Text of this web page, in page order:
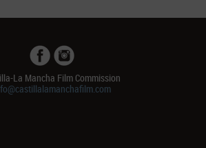
La Mancha Film Commission